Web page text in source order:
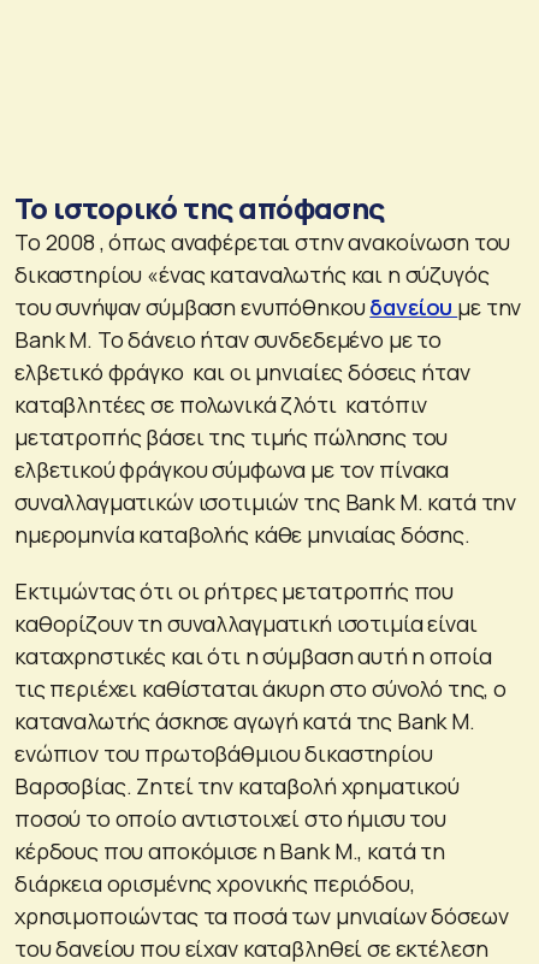
Το ιστορικό της απόφασης
Το 2008 , όπως αναφέρεται στην ανακοίνωση του
δικαστηρίου «ένας καταναλωτής και η σύζυγός
του συνήψαν σύμβαση ενυπόθηκουδανείου με την
Bank M. Το δάνειο ήταν συνδεδεμένο με το
ελβετικό φράγκο και οι μηνιαίες δόσεις ήταν
καταβλητέες σε πολωνικά ζλότι κατόπιν
μετατροπής βάσει της τιμής πώλησης του
ελβετικού φράγκου σύμφωνα με τον πίνακα
συναλλαγματικών ισοτιμιών της Bank M. κατά την
ημερομηνία καταβολής κάθε μηνιαίας δόσης.
Εκτιμώντας ότι οι ρήτρες μετατροπής που
καθορίζουν τη συναλλαγματική ισοτιμία είναι
καταχρηστικές και ότι η σύμβαση αυτή η οποία
τις περιέχει καθίσταται άκυρη στο σύνολό της, ο
καταναλωτής άσκησε αγωγή κατά της Bank M.
ενώπιον του πρωτοβάθμιου δικαστηρίου
Βαρσοβίας. Ζητεί την καταβολή χρηματικού
ποσού το οποίο αντιστοιχεί στο ήμισυ του
κέρδους που αποκόμισε η Bank M., κατά τη
διάρκεια ορισμένης χρονικής περιόδου,
χρησιμοποιώντας τα ποσά των μηνιαίων δόσεων
του δανείου που είχαν καταβληθεί σε εκτέλεση